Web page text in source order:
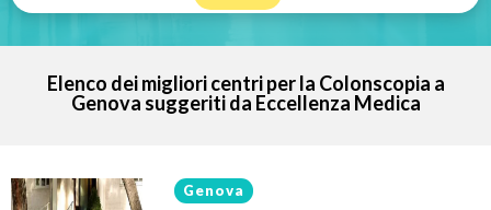
Elenco dei migliori centri per la Colonscopia a
Genova suggeriti da Eccellenza Medica
Genova